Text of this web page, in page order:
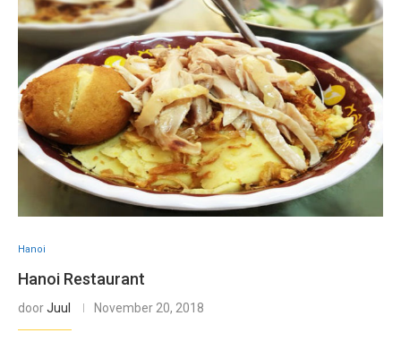
Hanoi
Hanoi Restaurant
doorJuul November 20, 2018